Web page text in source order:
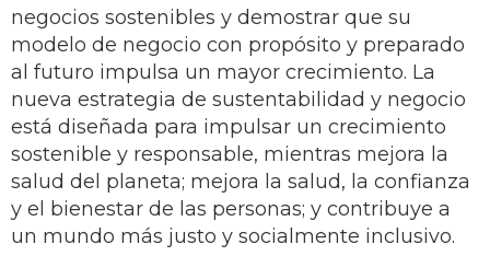
negocios sostenibles y demostrar que su
modelo de negocio con propósito y preparado
al futuro impulsa un mayor crecimiento. La
nueva estrategia de sustentabilidad y negocio
está diseñada para impulsar un crecimiento
sostenible y responsable, mientras mejora la
salud del planeta; mejora la salud, la confianza
y el bienestar de las personas; y contribuye a
un mundo más justo y socialmente inclusivo.